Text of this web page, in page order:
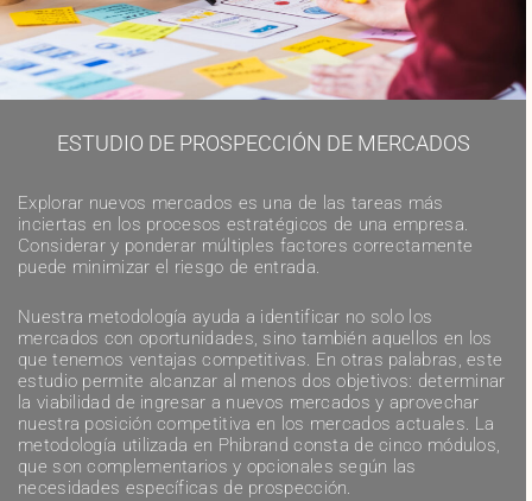
ESTUDIO DE PROSPECCIÓN DE MERCADOS
Explorar nuevos mercados es una de las tareas más
inciertas en los procesos estratégicos de una empresa.
Considerar y ponderar múltiples factores correctamente
puede minimizar el riesgo de entrada.
Nuestra metodología ayuda a identificar no solo los
mercados con oportunidades, sino también aquellos en los
que tenemos ventajas competitivas. En otras palabras, este
estudio permite alcanzar al menos dos objetivos: determinar
la viabilidad de ingresar a nuevos mercados y aprovechar
nuestra posición competitiva en los mercados actuales. La
metodología utilizada en Phibrand consta de cinco módulos,
que son complementarios y opcionales según las
necesidades específicas de prospección.